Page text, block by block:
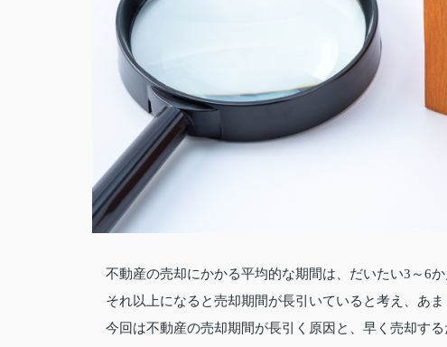
不動産の売却にかかる平均的な期間は、だいたい3～6か
それ以上になると売却期間が長引いていると考え、あ
今回は不動産の売却期間が長引く原因と、早く売却す